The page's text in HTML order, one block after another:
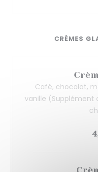
CRÈMES
Café, chocolat,
vanille (Supplément